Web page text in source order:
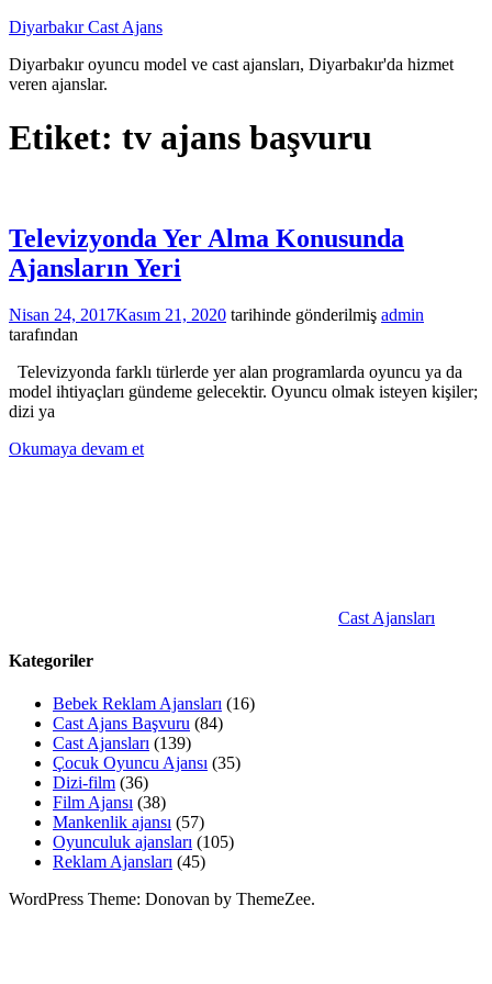
İçeriğe
Diyarbakır Cast Ajans
Diyarbakır oyuncu model ve cast ajansları, Diyarbakır'da hizmet
veren ajanslar.
Etiket: tv ajans başvuru
Televizyonda Yer Alma Konusunda
Ajansların Yeri
Nisan 24, 2017Kasım 21, 2020 tarihinde gönderilmiş admin
tarafından
Televizyonda farklı türlerde yer alan programlarda oyuncu ya da
model ihtiyaçları gündeme gelecektir. Oyuncu olmak isteyen kişiler;
dizi ya
Okumaya devam et
Cast Ajansları
Kategoriler
Bebek Reklam Ajansları (16)
Cast Ajans Başvuru (84)
Cast Ajansları (139)
Çocuk Oyuncu Ajansı (35)
Dizi-film (36)
Film Ajansı (38)
Mankenlik ajansı (57)
Oyunculuk ajansları (105)
Reklam Ajansları (45)
WordPress Theme: Donovan by ThemeZee.